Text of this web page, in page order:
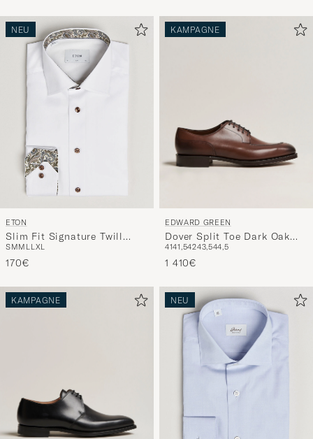
NEU
ETON
Slim Fit Signature Twill
Contrast Shirt White
SMM LLXL
170€
KAMPAGNE
EDWARD GREEN
Dover Split Toe Dark Oak
Calf
4141,54243,544,5
1 410€
KAMPAGNE NEU